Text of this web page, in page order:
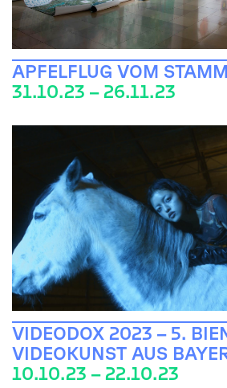
APFELFLUG VOM STAMM
31.10.23 – 26.11.23
VIDEODOX 2023 – 5.
VIDEOKUNST AUS
10.10.23 – 22.10.23